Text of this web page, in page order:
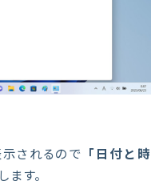
されるので 「日付と時
す。